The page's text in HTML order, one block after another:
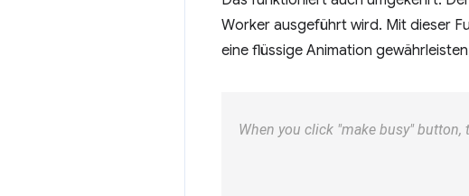
Worker ausgeführt wird. Mit dieser
eine flüssige Animation